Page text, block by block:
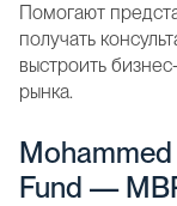
Помогают
получать
выстроить
рынка.
Fund —